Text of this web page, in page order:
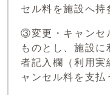
セル料を施設へ持
③変更・キャンセ
ものとし、施設
者記入欄（利用実
ャンセル料を支払